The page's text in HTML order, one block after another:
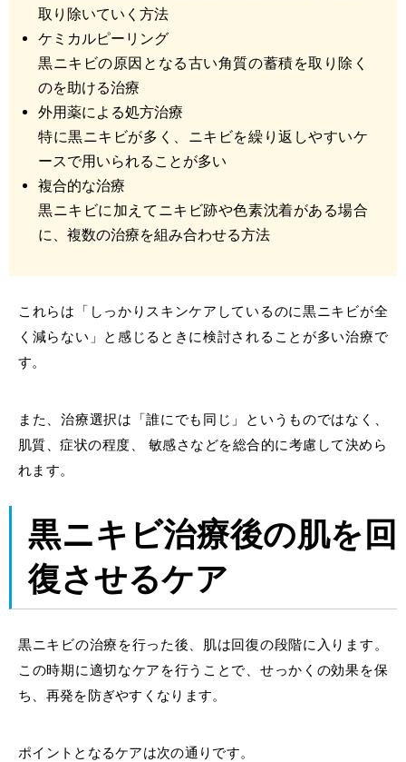
取り除いていく方法
ケミカルピーリング
黒ニキビの原因となる古い角質の蓄積を取り除く
のを助ける治療
外用薬による処方治療
特に黒ニキビが多く、ニキビを繰り返しやすいケ
ースで用いられることが多い
複合的な治療
黒ニキビに加えてニキビ跡や色素沈着がある場合
に、複数の治療を組み合わせる方法
これらは「しっかりスキンケアしているのに黒ニキビが全
く減らない」と感じるときに検討されることが多い治療で
す。
また、治療選択は「誰にでも同じ」というものではなく、
肌質、症状の程度、 敏感さなどを総合的に考慮して決めら
れます。
黒ニキビ治療後の肌を回
復させるケア
黒ニキビの治療を行った後、肌は回復の段階に入ります。
この時期に適切なケアを行うことで、せっかくの効果を保
ち、再発を防ぎやすくなります。
ポイントとなるケアは次の通りです。